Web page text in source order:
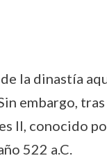
la dinastía
embargo,
II, conocido
522 a.C.